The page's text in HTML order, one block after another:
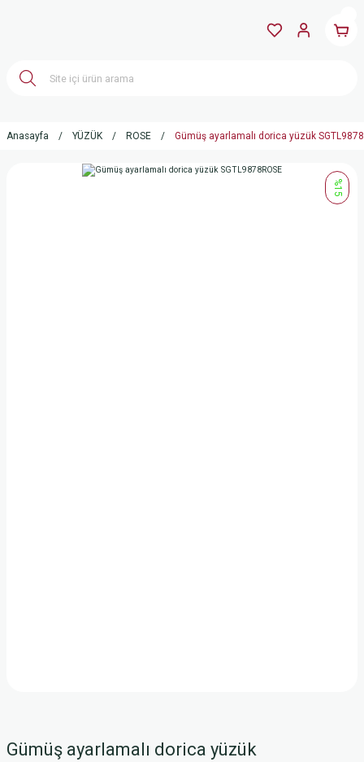
Anasayfa YÜZÜK ROSE Gümüş ayarlamalı dorica yüzük
%15
Gümüş ayarlamalı dorica yüzük